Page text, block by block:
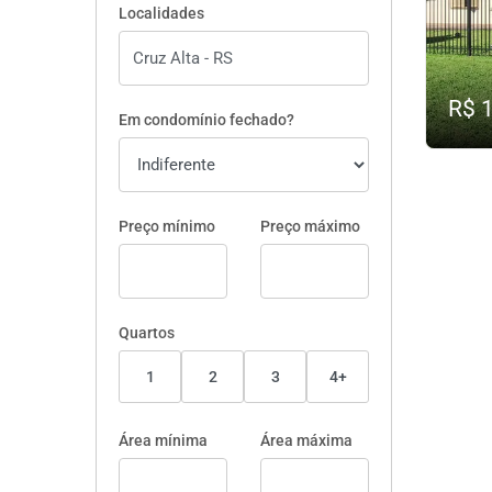
Localidades
Em condomínio fechado?
Preço mínimo Preço máximo
Quartos
1 2 3 4+
Área mínima Área máxima
R$